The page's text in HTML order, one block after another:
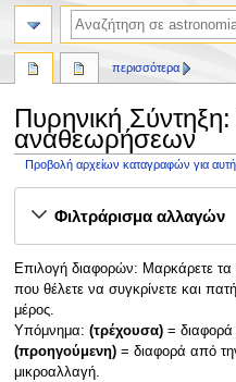
Πυρηνική Σύντηξη:
αναθεωρήσεων
Προβολή αρχείων καταγραφών για
στην
στην
Φιλτράρισμα αλλαγών
Επιλογή διαφορών: Μαρκάρετε
που θέλετε να συγκρίνετε και
μέρος.
Υπόμνημα: (τρέχουσα)= διαφορά
(προηγούμενη)= διαφορά από
μικροαλλαγή.
περισσότερα
αναζήτηση